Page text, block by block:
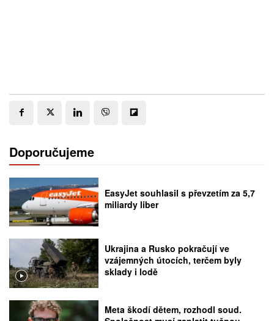
Doporučujeme
EasyJet souhlasil s převzetím za 5,7
miliardy liber
Ukrajina a Rusko pokračují ve
vzájemných útocích, terčem byly
sklady i lodě
Meta škodí dětem, rozhodl soud.